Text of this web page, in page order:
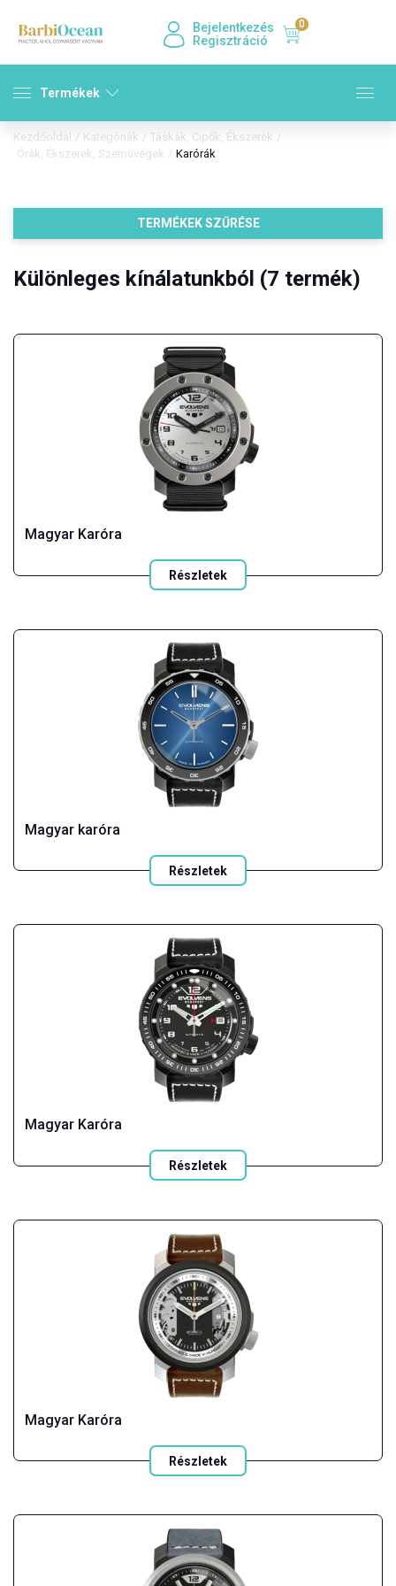
Bejelentkezés
Regisztráció
0
Termékek
Kezdőoldal / Kategóriák / Táskák, Cipők, Ékszerek /
Órák, Ékszerek, Szemüvegek / Karórák
TERMÉKEK SZŰRÉSE
Különleges kínálatunkból (7 termék)
Magyar Karóra
Részletek
Magyar karóra
Részletek
Magyar Karóra
Részletek
Magyar Karóra
Részletek